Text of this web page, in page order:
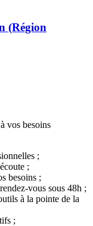
(Région
vos besoins
;
;
besoins ;
vous sous 48h ;
à la pointe de la
;